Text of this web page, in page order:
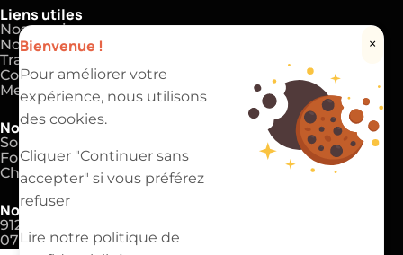
Bienvenue ! ×
Pour améliorer votre
expérience, nous utilisons
des cookies.
Cliquer "Continuer sans
accepter" si vous préférez
refuser
Lire notre politique de
Liens utiles
Nos services
Nos réalisations
Travaux de métallerie
Contactez-nous
Mention légales
Nos expertises
Soudeur et chaudronnier
Formation en métallurgie
Chaudronnerie
Nos coordonnées
91220 Brétigny-sur-Orge
07 83 81 00 69